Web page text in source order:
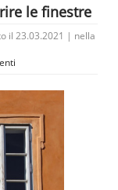
le finestre
il 23.03.2021 | nella